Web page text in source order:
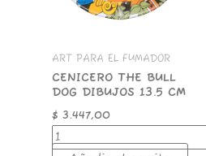
ART PARA EL FUMADOR
CENICERO THE BULL
DOG DIBUJOS 13.5 CM
$ 3.447,00